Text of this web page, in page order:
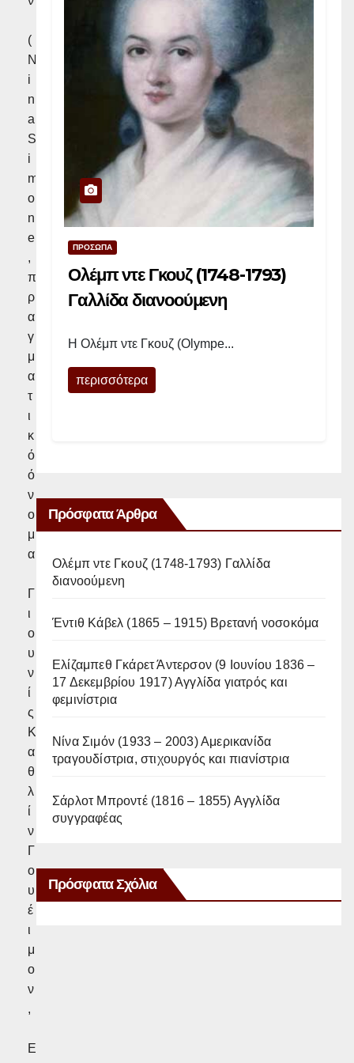
(
N
i
n
a
S
i
m
o
n
e
,
π
ρ
α
γ
μ
α
τ
ι
κ
ό
ό
ν
ο
μ
α
Γ
ι
ο
υ
ν
ί
ς
Κ
α
θ
λ
ί
ν
Γ
ο
υ
έ
ι
μ
ο
ν
,
E
ΠΡΟΣΩΠΑ
Ολέμπ ντε Γκουζ (1748-1793)
Γαλλίδα διανοούμενη
Η Ολέμπ ντε Γκουζ (Olympe...
περισσότερα
Πρόσφατα Άρθρα
Ολέμπ ντε Γκουζ (1748-1793) Γαλλίδα
διανοούμενη
Έντιθ Κάβελ (1865 – 1915) Βρετανή νοσοκόμα
Ελίζαμπεθ Γκάρετ Άντερσον (9 Ιουνίου 1836 –
17 Δεκεμβρίου 1917) Αγγλίδα γιατρός και
φεμινίστρια
Νίνα Σιμόν (1933 – 2003) Αμερικανίδα
τραγουδίστρια, στιχουργός και πιανίστρια
Σάρλοτ Μπροντέ (1816 – 1855) Αγγλίδα
συγγραφέας
Πρόσφατα Σχόλια